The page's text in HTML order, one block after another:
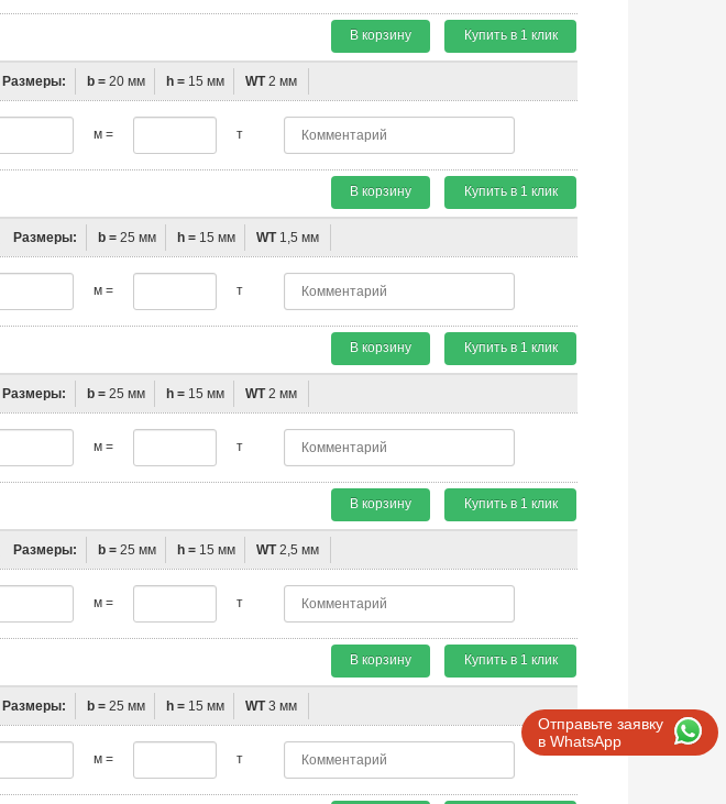
Отправьте заявку
в WhatsApp
В корзину Купить в 1 клик
Размеры: b = 20 мм h = 15 мм WT2 мм
м = т
В корзину Купить в 1 клик
Размеры: b = 25 мм h = 15 мм WT1,5 мм
м = т
В корзину Купить в 1 клик
Размеры: b = 25 мм h = 15 мм WT2 мм
м = т
В корзину Купить в 1 клик
Размеры: b = 25 мм h = 15 мм WT2,5 мм
м = т
В корзину Купить в 1 клик
Размеры: b = 25 мм h = 15 мм WT3 мм
м = т